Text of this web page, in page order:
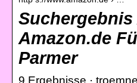
Suchergebnis
Amazon.de
Parmer
9 Ergebnisse ·